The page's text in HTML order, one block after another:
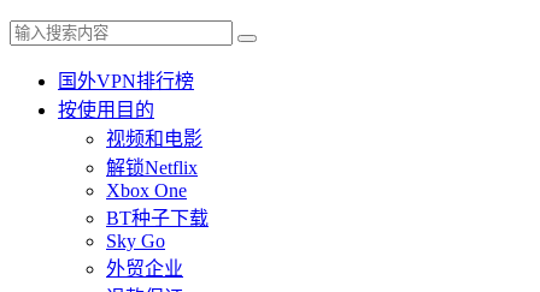
国外VPN排行榜
按使用目的
视频和电影
解锁Netflix
Xbox One
BT种子下载
Sky Go
外贸企业